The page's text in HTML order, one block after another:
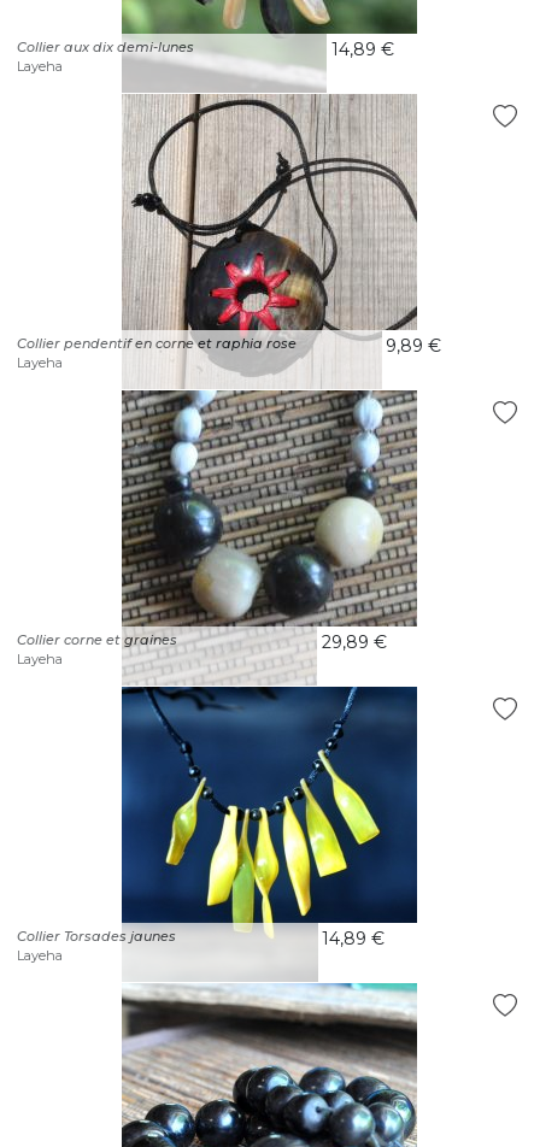
Collier aux dix demi-lunes
Layeha
14,89 €
Collier pendentif en corne et raphia rose
Layeha
9,89 €
Collier corne et graines
Layeha
29,89 €
Collier Torsades jaunes
Layeha
14,89 €